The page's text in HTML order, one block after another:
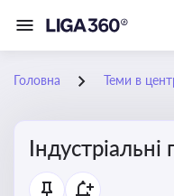
Головна Теми в
Індустріальні